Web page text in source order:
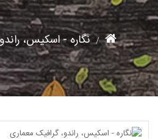
نگاره - اسکیس،